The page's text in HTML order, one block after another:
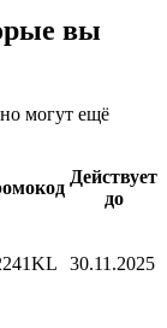
вы
могут ещё
Действует
до
30.11.2025